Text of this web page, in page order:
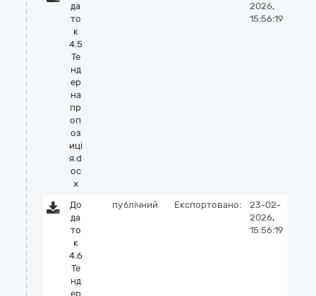
да
то
к
4.5
Те
нд
ер
на
пр
оп
оз
иці
я.d
oc
x
2026,
15:56:19
До
да
то
к
4.6
Те
нд
ер
публічний Експортовано:
23-02-
2026,
15:56:19